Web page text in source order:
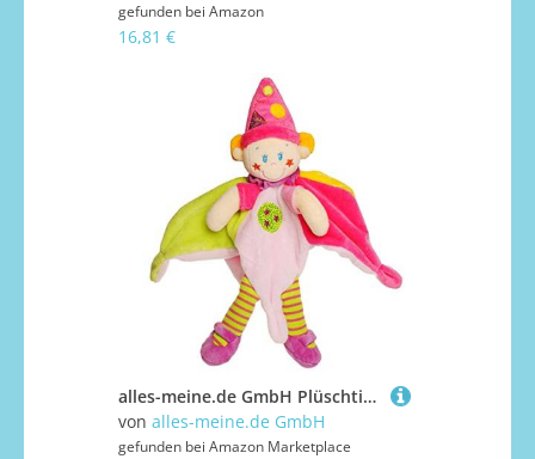
gefunden bei Amazon
16,81 €
alles-meine.de GmbH Plüschtier - Schmusetuch/Knuddeltuch - Clown/Fee/Elfe - 39 cm - superweich - Plüschfigur - Stofftier/Kuscheltier - Bunt Geburt Baby
von alles-meine.de GmbH
gefunden bei Amazon Marketplace